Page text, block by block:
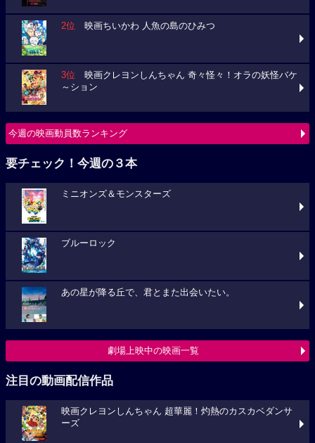
2位 映画ちいかわ 人魚の島のひみつ
3位 映画クレヨンしんちゃん 奇々怪々！オラの妖怪バケ
～ション
今週の映画動員数ランキング
要チェック！今週の３本
ミニオンズ＆モンスターズ
ブルーロック
あの星が降る丘で、君とまた出会いたい。
劇場上映中の映画一覧
注目の動画配信作品
映画クレヨンしんちゃん 超華麗！灼熱のカスカベダンサ
ーズ